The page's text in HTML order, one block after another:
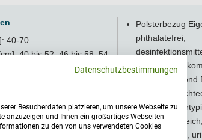
40-70
40 bis 52, 46 bis 58, 54
[kg]: 150
Greiner GmbH
Greiner
Polsterbezug
phthalatefrei,
Standard,
beständig /
reißfest,
angenehm
blutbeständig,
Datenschutzbestimmungen
Besucherdaten platzieren, um unsere Webseite zu
anzuzeigen und Ihnen ein großartiges Webseiten-
zu den von uns verwendeten Cookies